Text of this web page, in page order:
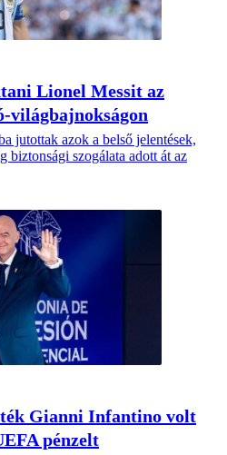
Lionel Messit az
világbajnokságon
jutottak azok a belső jelentések,
biztonsági szogálata adott át az
Gianni Infantino volt
pénzelt